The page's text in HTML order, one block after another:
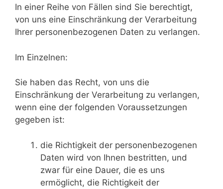
In einer Reihe von Fällen sind Sie berechtigt,
von uns eine Einschränkung der Verarbeitung
Ihrer personenbezogenen Daten zu verlangen.
Im Einzelnen:
Sie haben das Recht, von uns die
Einschränkung der Verarbeitung zu verlangen,
wenn eine der folgenden Voraussetzungen
gegeben ist:
die Richtigkeit der personenbezogenen
Daten wird von Ihnen bestritten, und
zwar für eine Dauer, die es uns
ermöglicht, die Richtigkeit der